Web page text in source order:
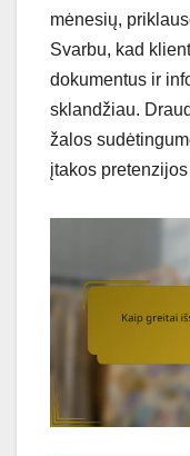
mėnesių,
Svarbu, kad
dokumentus ir
sklandžiau.
žalos
įtakos